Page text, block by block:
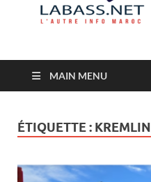
MAIN MENU
ÉTIQUETTE : KREMLIN